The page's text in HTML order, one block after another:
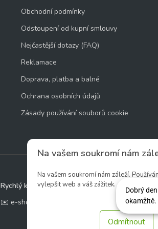
Na vašem soukromí nám
Na vašem soukromí nám záleží.
vylepšit web a váš zážitek.
Odmítnout
Obchodní podmínky
Odstoupení od kupní smlouvy
Nejčastější dotazy (FAQ)
Reklamace
Doprava, platba a balné
Ochrana osobních údajů
Zásady používání souborů cookie
Rychlý kontakt:
✉️ e-shop@zcstrakovo.cz